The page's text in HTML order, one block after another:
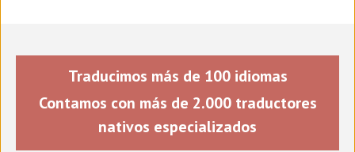
Traducimos más de 100 idiomas
Contamos con más de 2.000 traductores
nativos especializados